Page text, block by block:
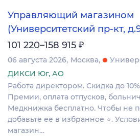
Управляющий магазином
(Университетский пр-кт,
101 220–158 915 ₽
06 августа 2026 Москва
ДИКСИ Юг, АО
Работа директором. Скидка до
Премии, оплата отпусков,
Медкнижка бесплатно. Чтобы не
добавьте ее в избранное ⭐.
магазин…